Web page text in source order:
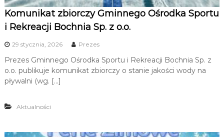
c
j
Komunikat zbiorczy Gminnego Ośrodka Sportu
i Rekreacji Bochnia Sp. z o.o.
29 stycznia, 2026 Prezes
Prezes Gminnego Ośrodka Sportu i Rekreacji Bochnia Sp. z
o.o. publikuje komunikat zbiorczy o stanie jakości wody na
pływalni (wg. […]
Aktualności